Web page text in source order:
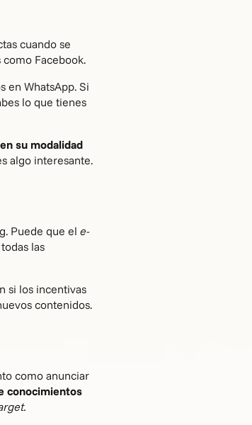
cuando se
Facebook.
en WhatsApp. Si
lo que tienes
su modalidad
algo interesante.
Puede que el e-
las
si los incentivas
contenidos.
como anunciar
conocimientos